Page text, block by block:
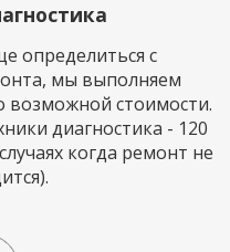
определиться с
мы выполняем
возможной стоимости.
диагностика - 120
когда ремонт не